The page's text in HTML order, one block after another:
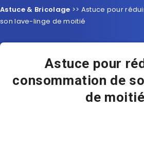
Astuce & Bricolage >> Astuce pour
son lave-linge de moitié
Astuce pour
consommation de
de moitié